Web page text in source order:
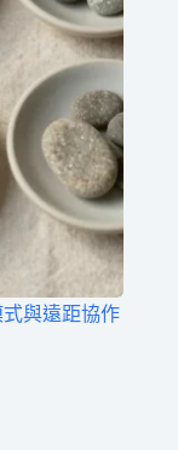
與遠距協作